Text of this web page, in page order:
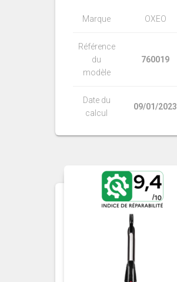
Marque OXEO
Référence
du
modèle
760019
Date du
calcul
09/01/2023